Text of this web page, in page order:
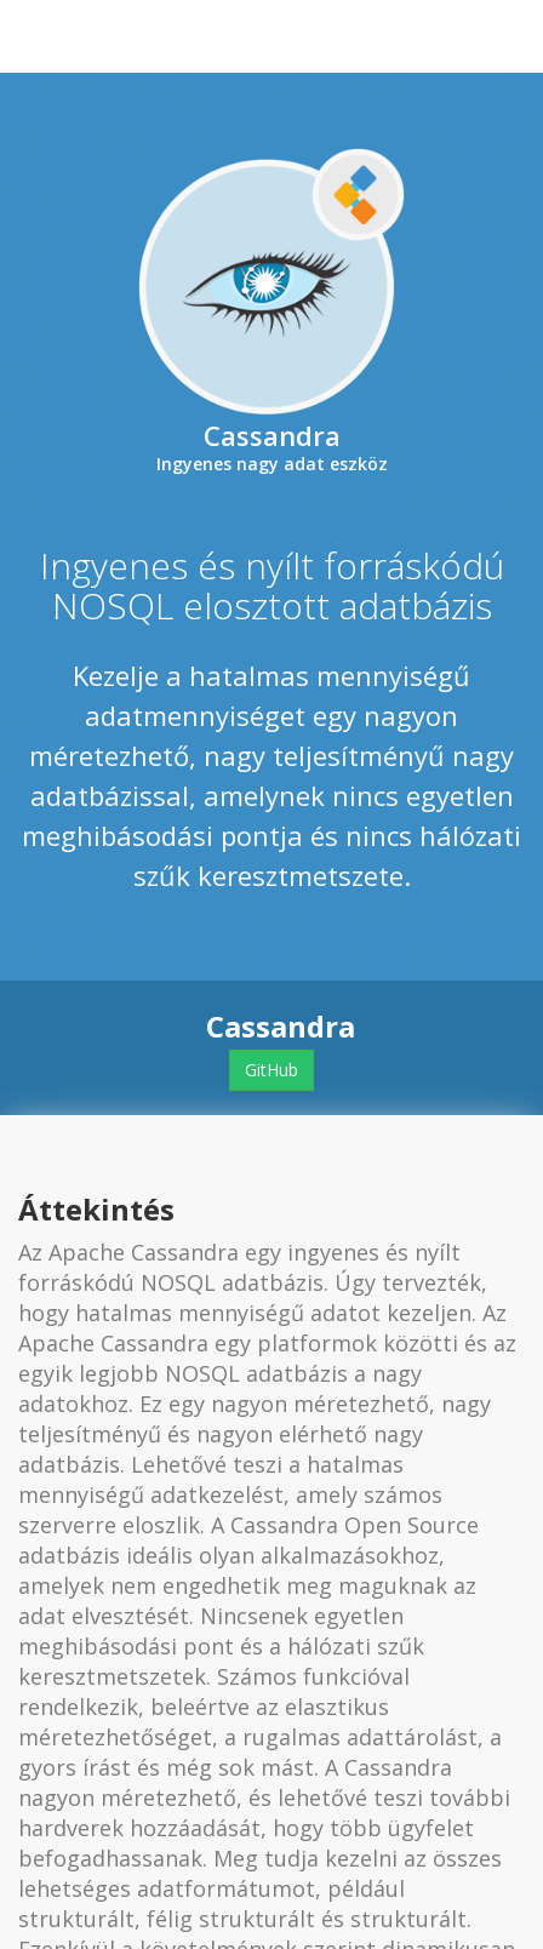
Cassandra
Ingyenes nagy adat eszköz
Ingyenes és nyílt forráskódú
NOSQL elosztott adatbázis
Kezelje a hatalmas mennyiségű
adatmennyiséget egy nagyon
méretezhető, nagy teljesítményű nagy
adatbázissal, amelynek nincs egyetlen
meghibásodási pontja és nincs hálózati
szűk keresztmetszete.
Cassandra
GitHub
Áttekintés
Az Apache Cassandra egy ingyenes és nyílt
forráskódú NOSQL adatbázis. Úgy tervezték,
hogy hatalmas mennyiségű adatot kezeljen. Az
Apache Cassandra egy platformok közötti és az
egyik legjobb NOSQL adatbázis a nagy
adatokhoz. Ez egy nagyon méretezhető, nagy
teljesítményű és nagyon elérhető nagy
adatbázis. Lehetővé teszi a hatalmas
mennyiségű adatkezelést, amely számos
szerverre eloszlik. A Cassandra Open Source
adatbázis ideális olyan alkalmazásokhoz,
amelyek nem engedhetik meg maguknak az
adat elvesztését. Nincsenek egyetlen
meghibásodási pont és a hálózati szűk
keresztmetszetek. Számos funkcióval
rendelkezik, beleértve az elasztikus
méretezhetőséget, a rugalmas adattárolást, a
gyors írást és még sok mást. A Cassandra
nagyon méretezhető, és lehetővé teszi további
hardverek hozzáadását, hogy több ügyfelet
befogadhassanak. Meg tudja kezelni az összes
lehetséges adatformátumot, például
strukturált, félig strukturált és strukturált.